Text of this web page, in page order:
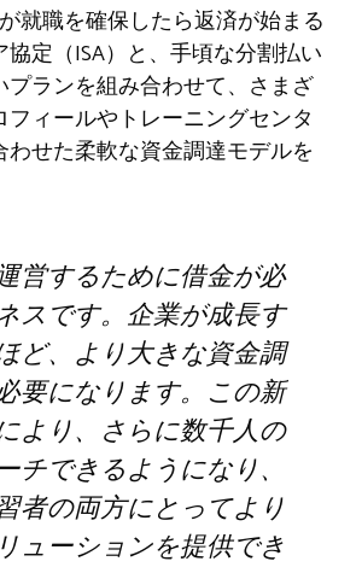
就職を確保したら返済が始まる
定（ISA）と、手頃な分割払い
ランを組み合わせて、さまざ
フィールやトレーニングセンタ
せた柔軟な資金調達モデルを
営するために借金が必
スです。企業が成長す
ど、より大きな資金調
要になります。この新
より、さらに数千人の
チできるようになり、
者の両方にとってより
ューションを提供でき